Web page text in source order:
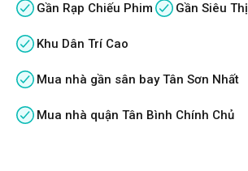
Gần Rạp Chiếu Phim Gần Siêu Thị
Khu Dân Trí Cao
Mua nhà gần sân bay Tân Sơn Nhất
Mua nhà quận Tân Bình Chính Chủ